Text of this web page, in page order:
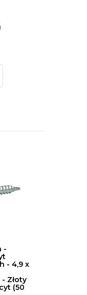
-
- 4,9 x
Złoty
(50